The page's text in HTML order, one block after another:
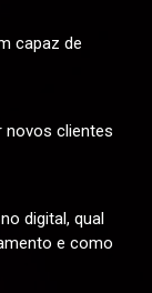
capaz de
novos clientes
digital, qual
e como